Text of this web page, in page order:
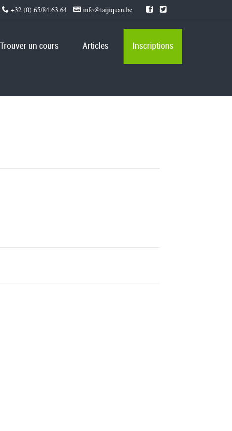
Trouver un cours Articles Inscriptions
+32 (0) 65/84.63.64 info@taijiquan.be